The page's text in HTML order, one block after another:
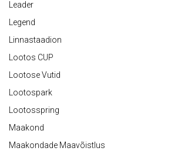
Leader
Legend
Linnastaadion
Lootos CUP
Lootose Vutid
Lootospark
Lootosspring
Maakond
Maakondade Maavõistlus